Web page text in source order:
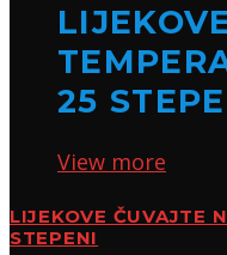
25
View more
LIJEKOVE ČUVAJTE
STEPENI